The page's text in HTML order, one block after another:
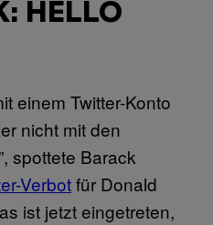
HELLO
einem Twitter-Konto
nicht mit den
spottete Barack
Verbotfür Donald
ist jetzt eingetreten,